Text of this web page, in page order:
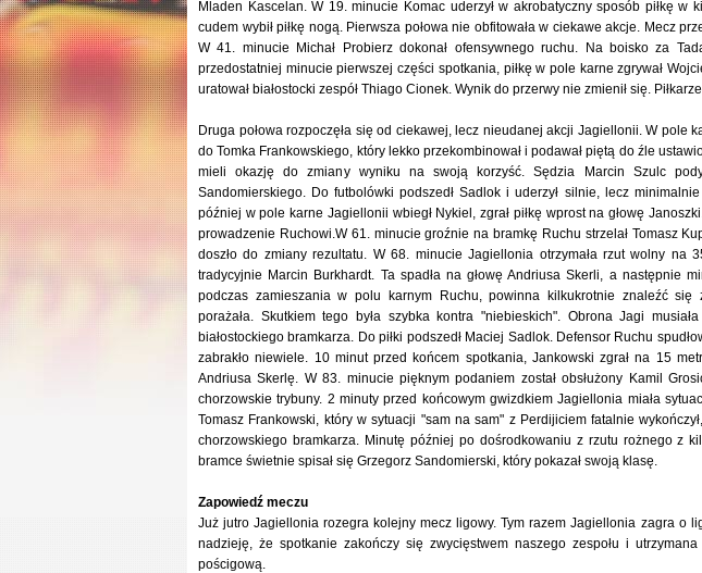
Mladen Kascelan. W 19. minucie Komac uderzył w akrobatyczny sposób piłkę
cudem wybił piłkę nogą. Pierwsza połowa nie obfitowała w ciekawe akcje. Mecz
W 41. minucie Michał Probierz dokonał ofensywnego ruchu. Na boisko za
przedostatniej minucie pierwszej części spotkania, piłkę w pole karne zgrywał
uratował białostocki zespół Thiago Cionek. Wynik do przerwy nie zmienił się.
Druga połowa rozpoczęła się od ciekawej, lecz nieudanej akcji Jagiellonii. W pole
do Tomka Frankowskiego, który lekko przekombinował i podawał piętą do źle
mieli okazję do zmiany wyniku na swoją korzyść. Sędzia Marcin Szulc
Sandomierskiego. Do futbolówki podszedł Sadlok i uderzył silnie, lecz
później w pole karne Jagiellonii wbiegł Nykiel, zgrał piłkę wprost na głowę
prowadzenie Ruchowi.W 61. minucie groźnie na bramkę Ruchu strzelał Tomasz
doszło do zmiany rezultatu. W 68. minucie Jagiellonia otrzymała rzut wolny na
tradycyjnie Marcin Burkhardt. Ta spadła na głowę Andriusa Skerli, a następnie
podczas zamieszania w polu karnym Ruchu, powinna kilkukrotnie znaleźć się
porażała. Skutkiem tego była szybka kontra "niebieskich". Obrona Jagi
białostockiego bramkarza. Do piłki podszedł Maciej Sadlok. Defensor Ruchu
zabrakło niewiele. 10 minut przed końcem spotkania, Jankowski zgrał na 15
Andriusa Skerlę. W 83. minucie pięknym podaniem został obsłużony Kamil
chorzowskie trybuny. 2 minuty przed końcowym gwizdkiem Jagiellonia miała
Tomasz Frankowski, który w sytuacji "sam na sam" z Perdijiciem fatalnie
chorzowskiego bramkarza. Minutę później po dośrodkowaniu z rzutu rożnego z
bramce świetnie spisał się Grzegorz Sandomierski, który pokazał swoją klasę.
Zapowiedź meczu
Już jutro Jagiellonia rozegra kolejny mecz ligowy. Tym razem Jagiellonia zagra o
nadzieję, że spotkanie zakończy się zwycięstwem naszego zespołu i
pościgową.